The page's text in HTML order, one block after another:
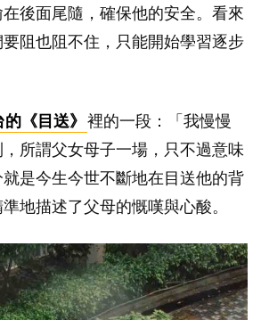
後面尾隨，確保他的安全。看來
阻也阻不住，只能開始學習逐步
《目送》 裡的一段：「我慢慢
所謂父女母子一場，只不過意味
是今生今世不斷地在目送他的背
地描述了父母的慨嘆與心酸。